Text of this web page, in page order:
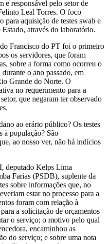
e responsável pelo setor de
Leal Torres. O foco
para aquisição de testes swab e
através do laboratório.
Francisco do PT foi o primeiro
os servidores, que foram
sobre a forma como ocorreu o
o ano passado, em
Grande do Norte. O
no requerimento para a
que negaram ter observado
ao erário público? Os testes
à população? São
ao nosso ver, não há indícios
deputado Kelps Lima
Farias (PSDB), suplente da
sobre informações que, no
estar no processo para a
foram com relação à
a solicitação de orçamentos
o serviço; o motivo pelo qual
encaminhou as
do serviço; e sobre uma nota